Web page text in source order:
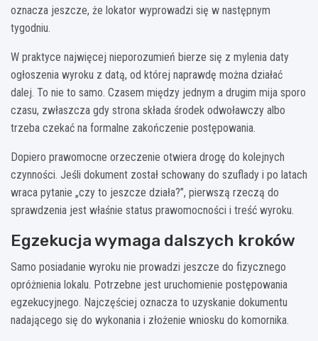
oznacza jeszcze, że lokator wyprowadzi się w następnym
tygodniu.
W praktyce najwięcej nieporozumień bierze się z mylenia daty
ogłoszenia wyroku z datą, od której naprawdę można działać
dalej. To nie to samo. Czasem między jednym a drugim mija sporo
czasu, zwłaszcza gdy strona składa środek odwoławczy albo
trzeba czekać na formalne zakończenie postępowania.
Dopiero prawomocne orzeczenie otwiera drogę do kolejnych
czynności. Jeśli dokument został schowany do szuflady i po latach
wraca pytanie „czy to jeszcze działa?”, pierwszą rzeczą do
sprawdzenia jest właśnie status prawomocności i treść wyroku.
Egzekucja wymaga dalszych kroków
Samo posiadanie wyroku nie prowadzi jeszcze do fizycznego
opróżnienia lokalu. Potrzebne jest uruchomienie postępowania
egzekucyjnego. Najczęściej oznacza to uzyskanie dokumentu
nadającego się do wykonania i złożenie wniosku do komornika.